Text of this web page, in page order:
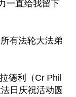
一直给我留下
有法轮大法弟
德利（Cr Phil
日庆祝活动圆